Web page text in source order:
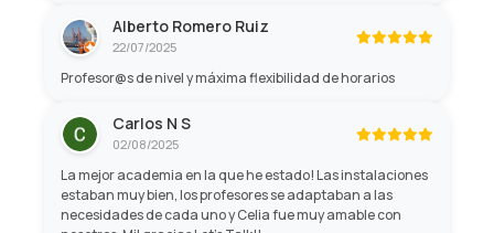
profesores profesionales con mucha paciencia y mano
amable.
Alberto Romero Ruiz
22/07/2025
Profesor@s de nivel y máxima flexibilidad de horarios
Carlos N S
02/08/2025
La mejor academia en la que he estado! Las instalaciones
estaban muy bien, los profesores se adaptaban a las
necesidades de cada uno y Celia fue muy amable con